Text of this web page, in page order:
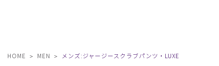
HOME MEN メンズ:ジャージースクラブパンツ・LUXE